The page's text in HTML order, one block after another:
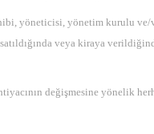
yöneticisi, yönetim kurulu ve/
veya kiraya
değişmesine yönelik